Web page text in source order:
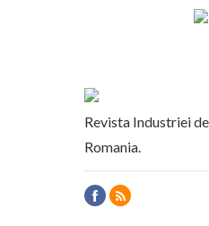
Revista Industriei
Romania.